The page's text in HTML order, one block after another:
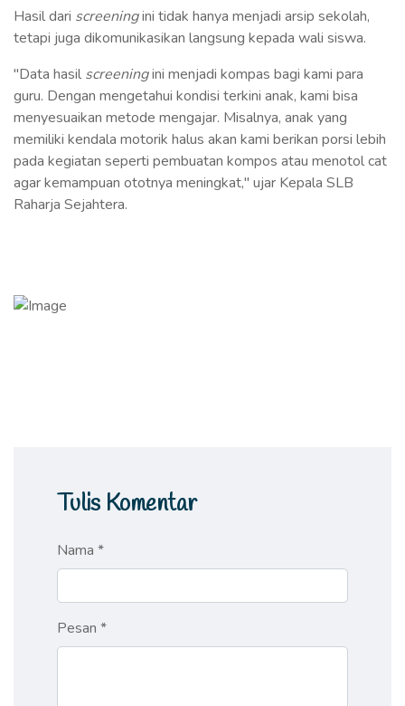
Hasil dari screeningini tidak hanya menjadi arsip sekolah,
tetapi juga dikomunikasikan langsung kepada wali siswa.
"Data hasil screeningini menjadi kompas bagi kami para
guru. Dengan mengetahui kondisi terkini anak, kami bisa
menyesuaikan metode mengajar. Misalnya, anak yang
memiliki kendala motorik halus akan kami berikan porsi lebih
pada kegiatan seperti pembuatan kompos atau menotol cat
agar kemampuan ototnya meningkat," ujar Kepala SLB
Raharja Sejahtera.
Tulis Komentar
Nama *
Pesan *